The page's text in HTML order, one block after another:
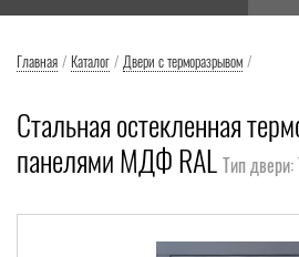
Главная / Каталог / Двери с терморазрывом /
Стальная остекленная
панелями МДФ RAL Тип